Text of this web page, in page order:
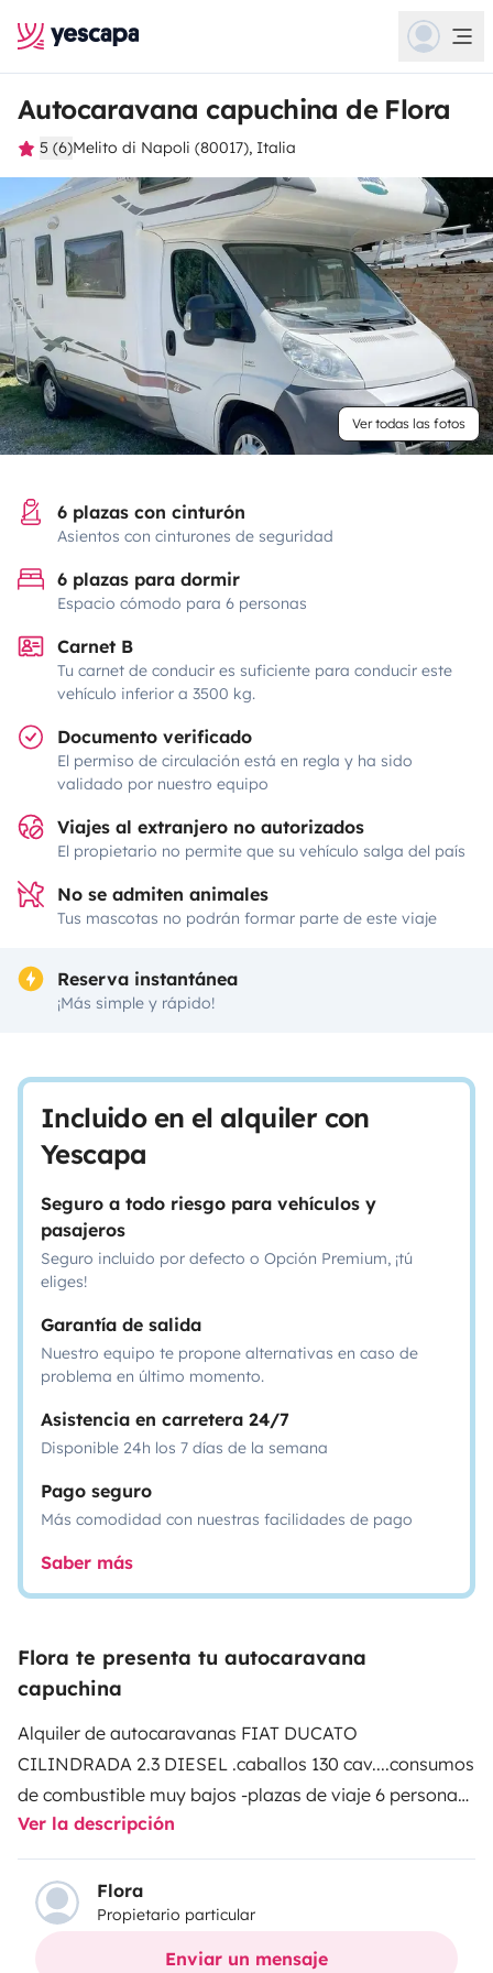
Autocaravana capuchina de Flora
5 (6)Melito di Napoli (80017), Italia
Ver todas las fotos
6 plazas con cinturón
Asientos con cinturones de seguridad
6 plazas para dormir
Espacio cómodo para 6 personas
Carnet B
Tu carnet de conducir es suficiente para conducir este
vehículo inferior a 3500 kg.
Documento verificado
El permiso de circulación está en regla y ha sido
validado por nuestro equipo
Viajes al extranjero no autorizados
El propietario no permite que su vehículo salga del país
No se admiten animales
Tus mascotas no podrán formar parte de este viaje
Reserva instantánea
¡Más simple y rápido!
Incluido en el alquiler con
Yescapa
Seguro a todo riesgo para vehículos y
pasajeros
Seguro incluido por defecto o Opción Premium, ¡tú
eliges!
Garantía de salida
Nuestro equipo te propone alternativas en caso de
problema en último momento.
Asistencia en carretera 24/7
Disponible 24h los 7 días de la semana
Pago seguro
Más comodidad con nuestras facilidades de pago
Saber más
Flora te presenta tu autocaravana
capuchina
Alquiler de autocaravanas FIAT DUCATO
CILINDRADA 2.3 DIESEL .caballos 130 cav....consumos
de combustible muy bajos -plazas de viaje 6 personas
-cama para 6 personas CAMAS: 1 doble en el ático, 2
literas grandes, litera convertible en cama SERVICIOS
DISPONIBLES -juego de platos cubiertos y vasos,
cafetera, ollas, etc. AUTOCARAVANA EQUIPADA CON:
TV de 24 pulgadas 12 V conectable a Internet a través
Ver la descripción
Flora
Propietario particular
Enviar un mensaje